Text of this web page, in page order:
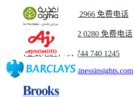
美国+1 833 909 2966 免费电话
英国+44 808 502 0280 免费电话
(亚太地区) +91 744 740 1245
sales@fortunebusinessinsights.com
称呼